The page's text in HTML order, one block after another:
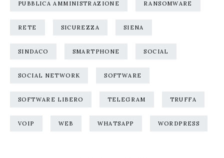
PUBBLICA AMMINISTRAZIONE RANSOMWARE
RETE SICUREZZA SIENA
SINDACO SMARTPHONE SOCIAL
SOCIAL NETWORK SOFTWARE
SOFTWARE LIBERO TELEGRAM TRUFFA
VOIP WEB WHATSAPP WORDPRESS